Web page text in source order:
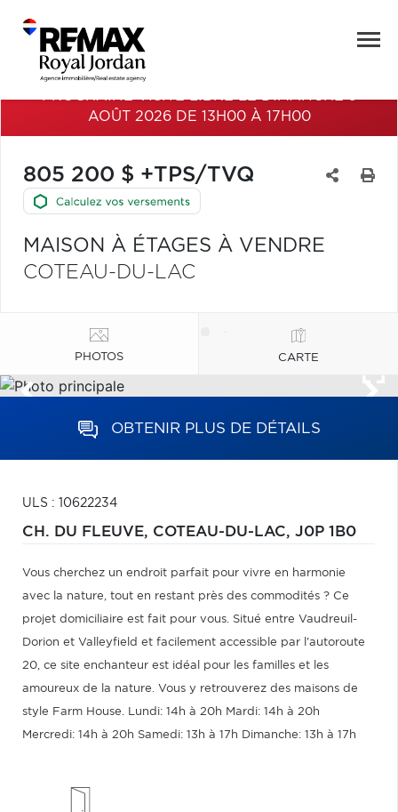
PROCHAINE VISITE LIBRE LE DIMANCHE 9
AOÛT 2026 DE 13H00 À 17H00
805 200 $ +TPS/TVQ
MAISON À ÉTAGES À VENDRE
COTEAU-DU-LAC
PHOTOS CARTE
OBTENIR PLUS DE DÉTAILS
ULS : 10622234
CH. DU FLEUVE, COTEAU-DU-LAC, J0P 1B0
Vous cherchez un endroit parfait pour vivre en harmonie
avec la nature, tout en restant près des commodités ? Ce
projet domiciliaire est fait pour vous. Situé entre Vaudreuil-
Dorion et Valleyfield et facilement accessible par l'autoroute
20, ce site enchanteur est idéal pour les familles et les
amoureux de la nature. Vous y retrouverez des maisons de
style Farm House. Lundi: 14h à 20h Mardi: 14h à 20h
Mercredi: 14h à 20h Samedi: 13h à 17h Dimanche: 13h à 17h